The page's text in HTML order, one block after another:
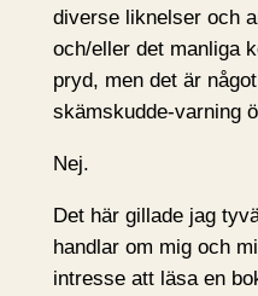
diverse liknelser och
och/eller det manliga
pryd, men det är
skämskudde-varning
Nej.
Det här gillade jag
handlar om mig och
intresse att läsa en